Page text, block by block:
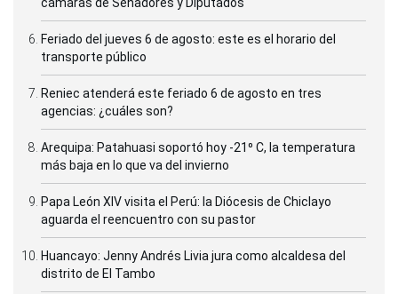
Feriado del jueves 6 de agosto: este es el horario del
transporte público
Reniec atenderá este feriado 6 de agosto en tres
agencias: ¿cuáles son?
Arequipa: Patahuasi soportó hoy -21⁰ C, la temperatura
más baja en lo que va del invierno
Papa León XIV visita el Perú: la Diócesis de Chiclayo
aguarda el reencuentro con su pastor
Huancayo: Jenny Andrés Livia jura como alcaldesa del
distrito de El Tambo